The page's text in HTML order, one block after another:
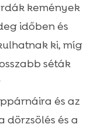
kemények
időben és
ki, míg
séták
és az
dörzsölés és a